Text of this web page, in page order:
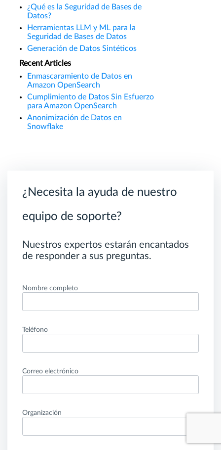
¿Qué es la Seguridad de Bases de
Datos?
Herramientas LLM y ML para la
Seguridad de Bases de Datos
Generación de Datos Sintéticos
Recent Articles
Enmascaramiento de Datos en
Amazon OpenSearch
Cumplimiento de Datos Sin Esfuerzo
para Amazon OpenSearch
Anonimización de Datos en
Snowflake
¿Necesita la ayuda de nuestro
equipo de soporte?
Nuestros expertos estarán encantados
de responder a sus preguntas.
Nombre completo
Teléfono
Correo electrónico
Organización